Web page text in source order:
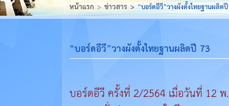
หน้าแรก ข่าวสาร “บอร์ดอีวี”วางผังตั้งไทยฐานผลิต
“บอร์ดอีวี”วางผังตั้งไทยฐานผลิตปี 73
บอร์ดอีวี ครั้งที่ 2/2564 เมื่อวันที่ 12